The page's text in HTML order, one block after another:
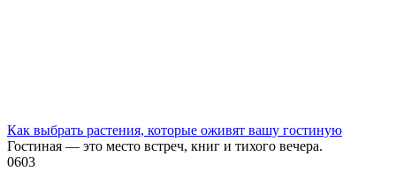
Как выбрать растения, которые оживят вашу гостиную
Гостиная — это место встреч, книг и тихого вечера.
0603